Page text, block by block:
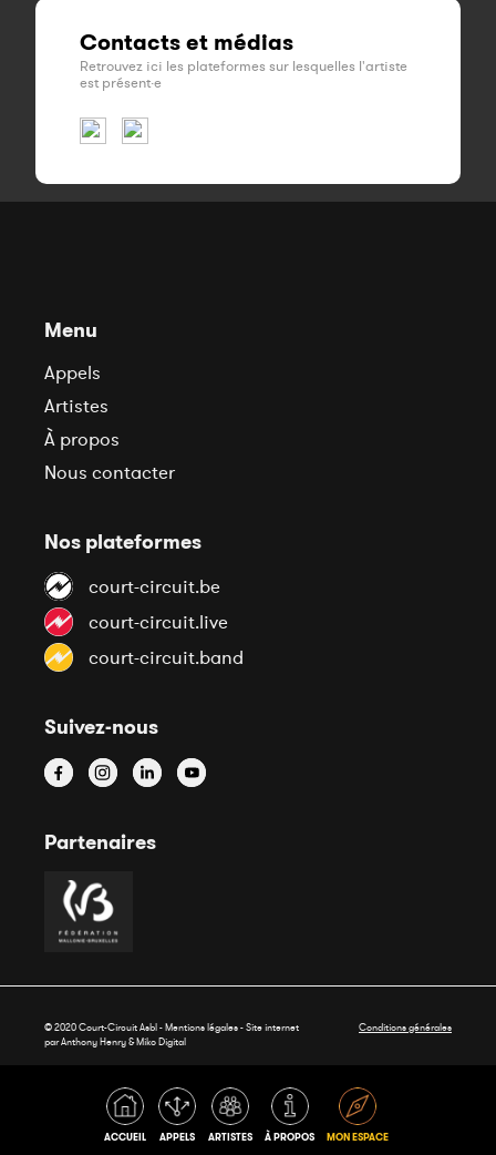
ACCUEIL APPELS ARTISTES À PROPOS MON ESPACE
Contacts et médias
Retrouvez ici les plateformes sur lesquelles l'artiste
est présent·e
Menu
Appels
Artistes
À propos
Nous contacter
Nos plateformes
court-circuit.be
court-circuit.live
court-circuit.band
Suivez-nous
Partenaires
© 2020 Court-Circuit Asbl - Mentions légales - Site internet
par Anthony Henry &Miko Digital
Conditions générales